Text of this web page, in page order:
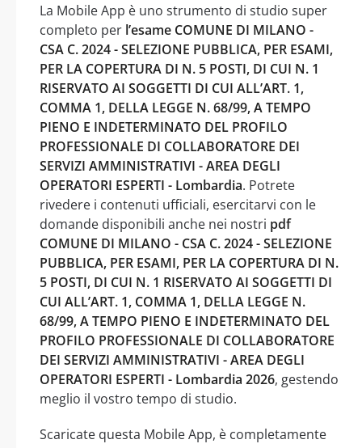
La Mobile App è uno strumento di studio super
completo per l’esame COMUNE DI MILANO -
CSA C. 2024 - SELEZIONE PUBBLICA, PER ESAMI,
PER LA COPERTURA DI N. 5 POSTI, DI CUI N. 1
RISERVATO AI SOGGETTI DI CUI ALL’ART. 1,
COMMA 1, DELLA LEGGE N. 68/99, A TEMPO
PIENO E INDETERMINATO DEL PROFILO
PROFESSIONALE DI COLLABORATORE DEI
SERVIZI AMMINISTRATIVI - AREA DEGLI
OPERATORI ESPERTI - Lombardia. Potrete
rivedere i contenuti ufficiali, esercitarvi con le
domande disponibili anche nei nostri pdf
COMUNE DI MILANO - CSA C. 2024 - SELEZIONE
PUBBLICA, PER ESAMI, PER LA COPERTURA DI N.
5 POSTI, DI CUI N. 1 RISERVATO AI SOGGETTI DI
CUI ALL’ART. 1, COMMA 1, DELLA LEGGE N.
68/99, A TEMPO PIENO E INDETERMINATO DEL
PROFILO PROFESSIONALE DI COLLABORATORE
DEI SERVIZI AMMINISTRATIVI - AREA DEGLI
OPERATORI ESPERTI - Lombardia 2026, gestendo
meglio il vostro tempo di studio.
Scaricate questa Mobile App, è completamente